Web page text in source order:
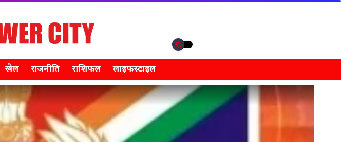
खेल राजनीति राशिफल लाइफस्टाइल